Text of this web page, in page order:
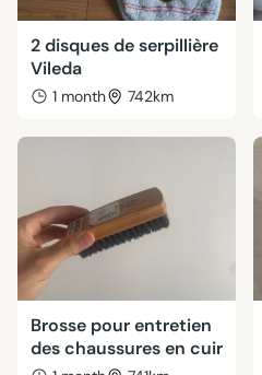
2 disques de serpillière
Vileda
1 month 742km
Brosse pour entretien
des chaussures en cuir